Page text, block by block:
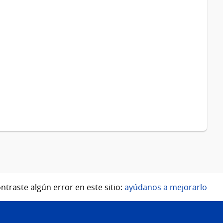
algún error en este sitio: ayúdanos a mejorarlo